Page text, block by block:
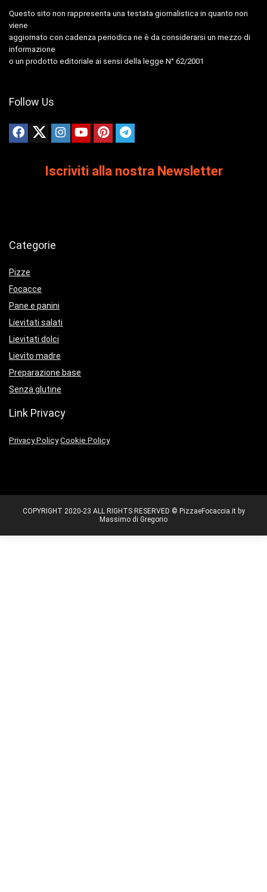
Questo sito non rappresenta una testata giornalistica in quanto non
viene
aggiornato con cadenza periodica ne è da considerarsi un mezzo di
informazione
o un prodotto editoriale ai sensi della legge N° 62/2001
Follow Us
Iscriviti alla nostra Newsletter
Categorie
Pizze
Focacce
Pane e panini
Lievitati salati
Lievitati dolci
Lievito madre
Preparazione base
Senza glutine
Link Privacy
Privacy Policy Cookie Policy
COPYRIGHT 2020-23 ALL RIGHTS RESERVED © PizzaeFocaccia.it by
Massimo di Gregorio